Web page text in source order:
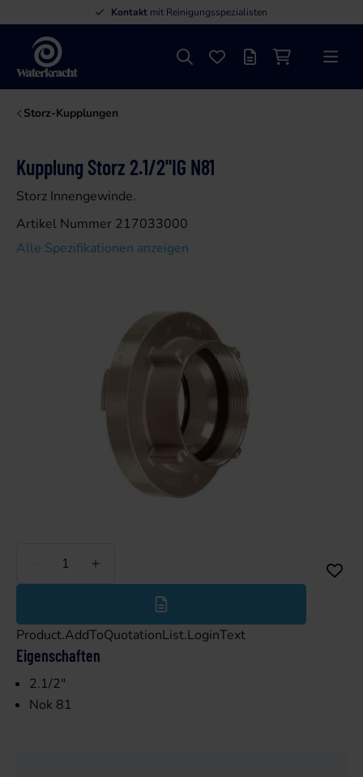
Kontakt mit Reinigungsspezialisten
Waterkracht
SucheFavoritenAngebotslisteMenü
Storz-Kupplungen
Kupplung Storz 2.1/2"IG N81
Storz Innengewinde.
Artikel Nummer 217033000
Alle Spezifikationen anzeigen
Weniger
Product.AddToQuotationList.LoginText
Eigenschaften
2.1/2"
Nok 81